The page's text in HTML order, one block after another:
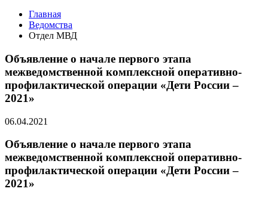
Главная
Ведомства
Отдел МВД
Объявление о начале первого этапа
межведомственной комплексной оперативно-
профилактической операции «Дети России –
2021»
06.04.2021
Объявление о начале первого этапа
межведомственной комплексной оперативно-
профилактической операции «Дети России –
2021»